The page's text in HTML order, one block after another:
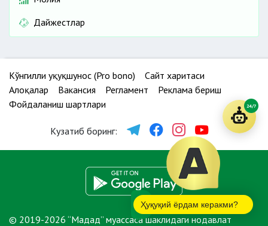
Дайжестлар
Кўнгилли ҳуқуқшунос (Pro bono)
Сайт харитаси
Алоқалар
Вакансия Регламент
Реклама бериш
Фойдаланиш шартлари
Кузатиб боринг:
© 2019-2026 “Мадад” муассаса шаклидаги нодавлат
Ҳуқуқий ёрдам керакми?
24/7